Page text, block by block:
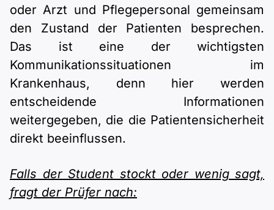
oder Arzt und Pflegepersonal gemeinsam
den Zustand der Patienten besprechen.
Das ist eine der wichtigsten
Kommunikationssituationen im
Krankenhaus, denn hier werden
entscheidende Informationen
weitergegeben, die die Patientensicherheit
direkt beeinflussen.
Falls der Student stockt oder wenig sagt,
fragt der Prüfer nach: